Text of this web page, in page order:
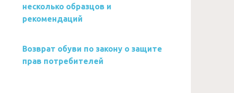
несколько образцов и
рекомендаций
Возврат обуви по закону о защите
прав потребителей